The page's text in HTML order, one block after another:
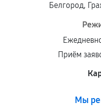
Белгород,
Приём
Мы